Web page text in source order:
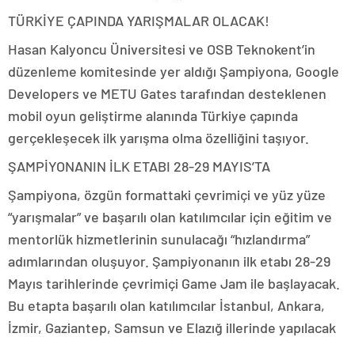
TÜRKİYE ÇAPINDA YARIŞMALAR OLACAK!
Hasan Kalyoncu Üniversitesi ve OSB Teknokent’in
düzenleme komitesinde yer aldığı Şampiyona, Google
Developers ve METU Gates tarafından desteklenen
mobil oyun geliştirme alanında Türkiye çapında
gerçekleşecek ilk yarışma olma özelliğini taşıyor.
ŞAMPİYONANIN İLK ETABI 28-29 MAYIS’TA
Şampiyona, özgün formattaki çevrimiçi ve yüz yüze
“yarışmalar” ve başarılı olan katılımcılar için eğitim ve
mentorlük hizmetlerinin sunulacağı “hızlandırma”
adımlarından oluşuyor. Şampiyonanın ilk etabı 28-29
Mayıs tarihlerinde çevrimiçi Game Jam ile başlayacak.
Bu etapta başarılı olan katılımcılar İstanbul, Ankara,
İzmir, Gaziantep, Samsun ve Elazığ illerinde yapılacak